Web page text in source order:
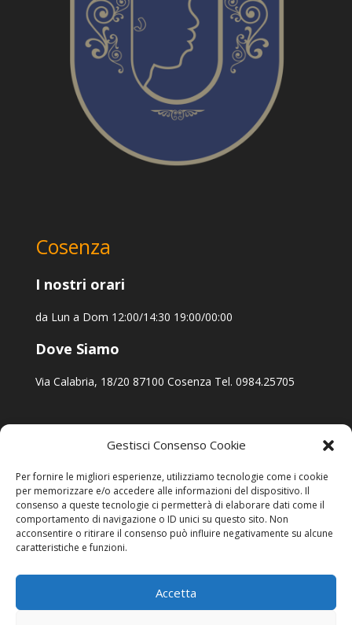
Gestisci Consenso Cookie
Per fornire le migliori esperienze, utilizziamo tecnologie come i cookie
per memorizzare e/o accedere alle informazioni del dispositivo. Il
consenso a queste tecnologie ci permetterà di elaborare dati come il
comportamento di navigazione o ID unici su questo sito. Non
acconsentire o ritirare il consenso può influire negativamente su alcune
caratteristiche e funzioni.
Accetta
Cosenza
I nostri orari
da Lun a Dom 12:00/14:30 19:00/00:00
Dove Siamo
Via Calabria, 18/20 87100 Cosenza Tel. 0984.25705